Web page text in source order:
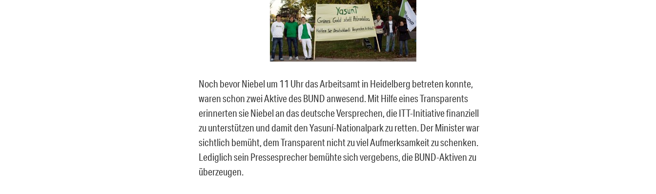
Noch bevor Niebel um 11 Uhr das Arbeitsamt in Heidelberg betreten konnte,
waren schon zwei Aktive des BUND anwesend. Mit Hilfe eines Transparents
erinnerten sie Niebel an das deutsche Versprechen, die ITT-Initiative finanziell
zu unterstützen und damit den Yasuní-Nationalpark zu retten. Der Minister war
sichtlich bemüht, dem Transparent nicht zu viel Aufmerksamkeit zu schenken.
Lediglich sein Pressesprecher bemühte sich vergebens, die BUND-Aktiven zu
überzeugen.